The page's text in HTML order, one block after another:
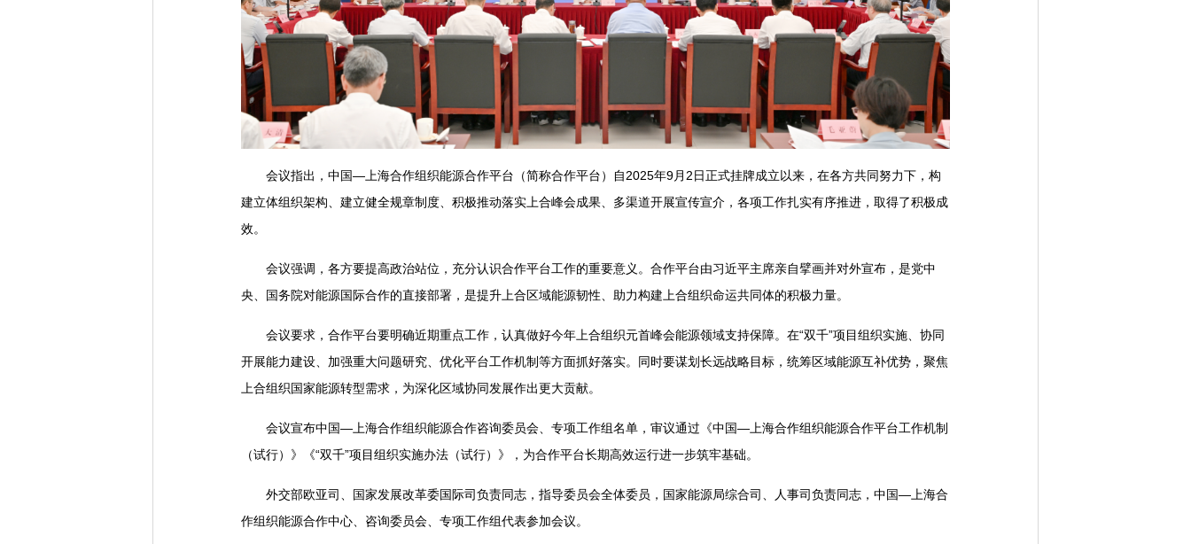
会议指出，中国—上海合作组织能源合作平台（简称合作平台）自2025年9月2日正式挂牌成立以来，在各方共同努力下，构
建立体组织架构、建立健全规章制度、积极推动落实上合峰会成果、多渠道开展宣传宣介，各项工作扎实有序推进，取得了积极成
效。
会议强调，各方要提高政治站位，充分认识合作平台工作的重要意义。合作平台由习近平主席亲自擘画并对外宣布，是党中
央、国务院对能源国际合作的直接部署，是提升上合区域能源韧性、助力构建上合组织命运共同体的积极力量。
会议要求，合作平台要明确近期重点工作，认真做好今年上合组织元首峰会能源领域支持保障。在“双千”项目组织实施、协同
开展能力建设、加强重大问题研究、优化平台工作机制等方面抓好落实。同时要谋划长远战略目标，统筹区域能源互补优势，聚焦
上合组织国家能源转型需求，为深化区域协同发展作出更大贡献。
会议宣布中国—上海合作组织能源合作咨询委员会、专项工作组名单，审议通过《中国—上海合作组织能源合作平台工作机制
（试行）》《“双千”项目组织实施办法（试行）》，为合作平台长期高效运行进一步筑牢基础。
外交部欧亚司、国家发展改革委国际司负责同志，指导委员会全体委员，国家能源局综合司、人事司负责同志，中国—上海合
作组织能源合作中心、咨询委员会、专项工作组代表参加会议。